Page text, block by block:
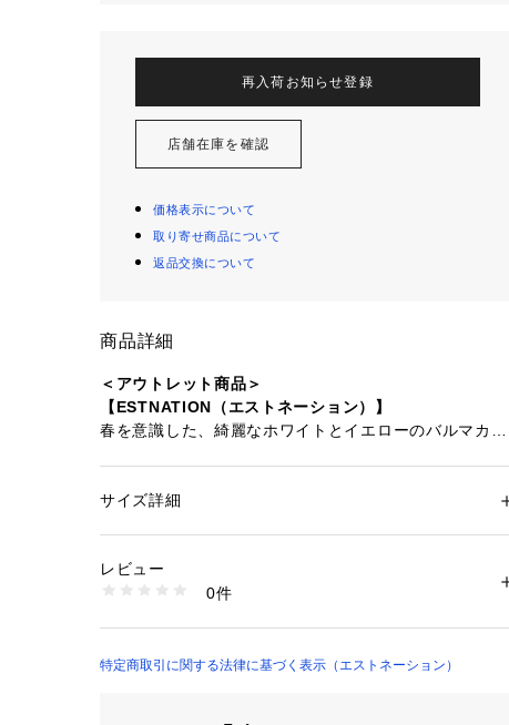
再入荷お知らせ登録
店舗在庫を確認
価格表示について
取り寄せ商品について
返品交換について
商品詳細
＜アウトレット商品＞
【ESTNATION（エストネーション）】
春を意識した、綺麗なホワイトとイエローのバルマカー
品な目面とソフトで膨らみのある風合いが特徴の素材で
います。
性別：メンズ
袖裏地:キュプラ100%
4120001010035 （ショップ）
サイズ詳細
レビュー
0件
特定商取引に関する法律に基づく表示（エストネーション）